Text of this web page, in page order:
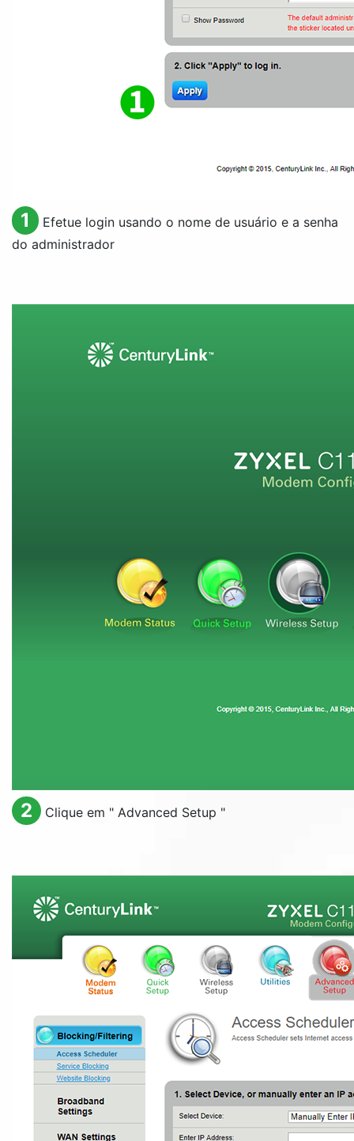
1
Efetue login usando o nome de usuário e a senha
do administrador
2 Clique em " Advanced Setup "